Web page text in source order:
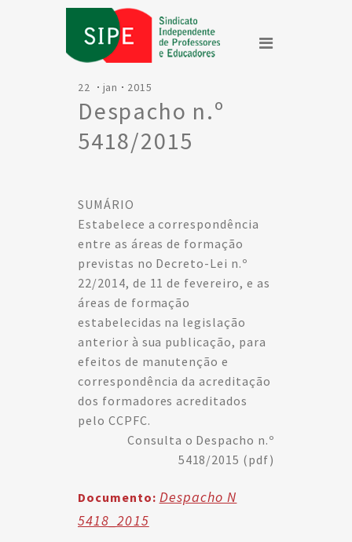
22 jan 2015
Despacho n.º
5418/2015
SUMÁRIO
Estabelece a correspondência
entre as áreas de formação
previstas no Decreto-Lei n.º
22/2014, de 11 de fevereiro, e as
áreas de formação
estabelecidas na legislação
anterior à sua publicação, para
efeitos de manutenção e
correspondência da acreditação
dos formadores acreditados
pelo CCPFC.
Consulta o Despacho n.º
5418/2015 (pdf)
Documento: Despacho N
5418_2015